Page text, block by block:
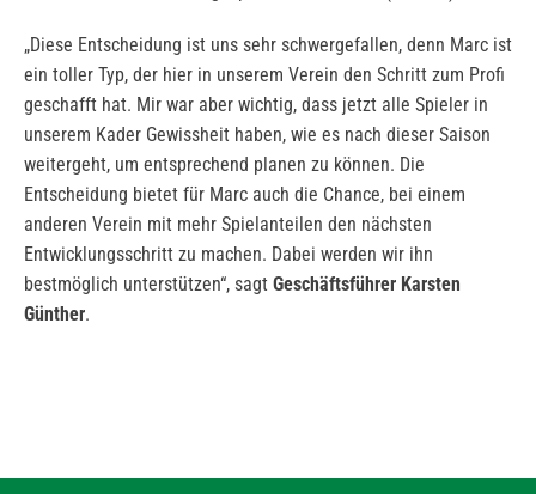
„Diese Entscheidung ist uns sehr schwergefallen, denn Marc ist
ein toller Typ, der hier in unserem Verein den Schritt zum Profi
geschafft hat. Mir war aber wichtig, dass jetzt alle Spieler in
unserem Kader Gewissheit haben, wie es nach dieser Saison
weitergeht, um entsprechend planen zu können. Die
Entscheidung bietet für Marc auch die Chance, bei einem
anderen Verein mit mehr Spielanteilen den nächsten
Entwicklungsschritt zu machen. Dabei werden wir ihn
bestmöglich unterstützen“, sagt Geschäftsführer Karsten
Günther.